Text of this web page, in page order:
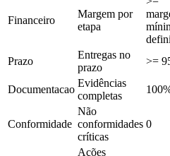
Financeiro
Margem por
etapa
Prazo
Entregas no
prazo
>=
Documentacao
Evidências
completas
Conformidade
Não
conformidades
críticas
0
Ações